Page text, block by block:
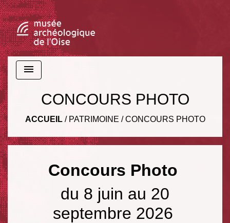
menu
CONCOURS PHOTO
ACCUEIL/ PATRIMOINE /CONCOURS PHOTO
Concours Photo
du 8 juin au 20
septembre 2026